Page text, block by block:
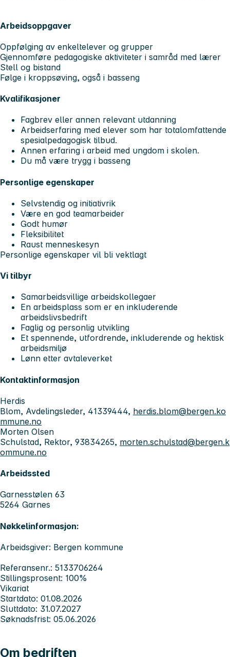
Arbeidsoppgaver
Oppfølging av enkeltelever og grupper
Gjennomføre pedagogiske aktiviteter i samråd med lærer
Stell og bistand
Følge i kroppsøving, også i basseng
Kvalifikasjoner
Fagbrev eller annen relevant utdanning
Arbeidserfaring med elever som har totalomfattende
spesialpedagogisk tilbud.
Annen erfaring i arbeid med ungdom i skolen.
Du må være trygg i basseng
Personlige egenskaper
Selvstendig og initiativrik
Være en god teamarbeider
Godt humør
Fleksibilitet
Raust menneskesyn
Personlige egenskaper vil bli vektlagt
Vi tilbyr
Samarbeidsvillige arbeidskollegaer
En arbeidsplass som er en inkluderende
arbeidslivsbedrift
Faglig og personlig utvikling
Et spennende, utfordrende, inkluderende og hektisk
arbeidsmiljø
Lønn etter avtaleverket
Kontaktinformasjon
Herdis
Blom, Avdelingsleder, 41339444, herdis.blom@bergen.ko
mmune.no
Morten Olsen
Schulstad, Rektor, 93834265, morten.schulstad@bergen.k
ommune.no
Arbeidssted
Garnesstølen 63
5264 Garnes
Nøkkelinformasjon:
Arbeidsgiver: Bergen kommune
Referansenr.: 5133706264
Stillingsprosent: 100%
Vikariat
Startdato: 01.08.2026
Sluttdato: 31.07.2027
Søknadsfrist: 05.06.2026
Om bedriften